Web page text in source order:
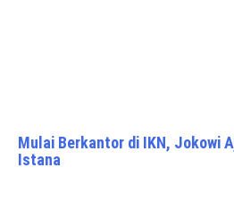
Mulai Berkantor di IKN, Jokowi
Istana